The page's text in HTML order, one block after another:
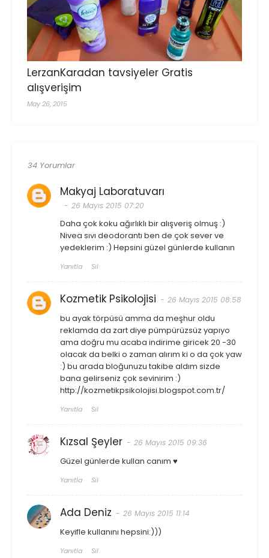
LerzanKaradan tavsiyeler Gratis
alışverişim
May 26, 2015
34 Yorumlar
Makyaj Laboratuvarı
26 Mayıs 2015 07:20
Daha çok koku ağırlıklı bir alışveriş olmuş :)
Nivea sıvı deodorantı ben de çok sever ve
yedeklerim :) Hepsini güzel günlerde kullanın
Yanıtla Sil
Kozmetik Psikolojisi 26 Mayıs 2015 08:58
bu ayak törpüsü amma da meşhur oldu
reklamda da zart diye pümpürüzsüz yapıyo
ama doğru mu acaba indirime giricek 20 -30
olacak da belki o zaman alırım ki o da çok yaw
:) bu arada bloğunuzu takibe aldım sizde
bana gelirseniz çok sevinirim :)
http://kozmetikpsikolojisi.blogspot.com.tr/
Yanıtla Sil
Kızsal Şeyler 26 Mayıs 2015 09:36
Güzel günlerde kullan canım ♥
Yanıtla Sil
Ada Deniz 26 Mayıs 2015 11:14
Keyifle kullanını hepsini:)))
Yanıtla Sil